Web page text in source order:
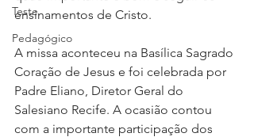
Teste
Pedagógico
ensinamentos de Cristo.
A missa aconteceu na Basílica Sagrado
Coração de Jesus e foi celebrada por
Padre Eliano, Diretor Geral do
Salesiano Recife. A ocasião contou
com a importante participação dos